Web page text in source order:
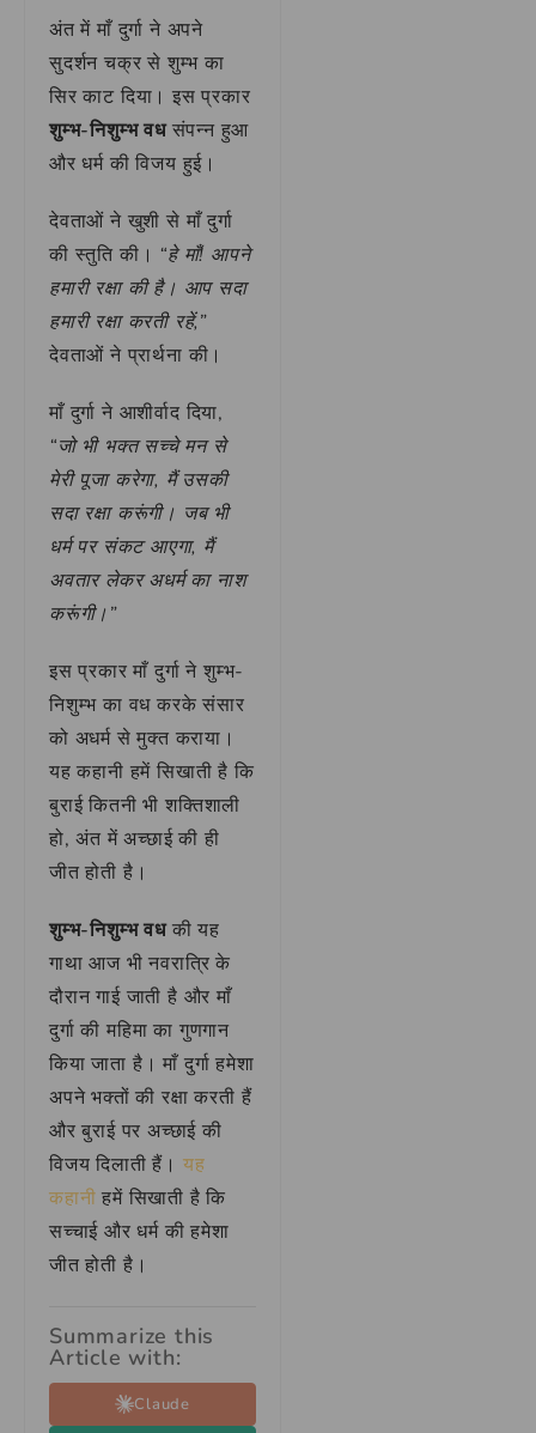
अंत में माँ दुर्गा ने अपने
सुदर्शन चक्र से शुम्भ का
सिर काट दिया। इस प्रकार
शुम्भ-निशुम्भ वधसंपन्न हुआ
और धर्म की विजय हुई।
देवताओं ने खुशी से माँ दुर्गा
की स्तुति की। “हे माँ! आपने
हमारी रक्षा की है। आप सदा
हमारी रक्षा करती रहें,”
देवताओं ने प्रार्थना की।
माँ दुर्गा ने आशीर्वाद दिया,
“जो भी भक्त सच्चे मन से
मेरी पूजा करेगा, मैं उसकी
सदा रक्षा करूंगी। जब भी
धर्म पर संकट आएगा, मैं
अवतार लेकर अधर्म का नाश
करूंगी।”
इस प्रकार माँ दुर्गा ने शुम्भ-
निशुम्भ का वध करके संसार
को अधर्म से मुक्त कराया।
यह कहानी हमें सिखाती है कि
बुराई कितनी भी शक्तिशाली
हो, अंत में अच्छाई की ही
जीत होती है।
शुम्भ-निशुम्भ वधकी यह
गाथा आज भी नवरात्रि के
दौरान गाई जाती है और माँ
दुर्गा की महिमा का गुणगान
किया जाता है। माँ दुर्गा हमेशा
अपने भक्तों की रक्षा करती हैं
और बुराई पर अच्छाई की
विजय दिलाती हैं। यह
कहानी हमें सिखाती है कि
सच्चाई और धर्म की हमेशा
जीत होती है।
Summarize this
Article with:
Claude